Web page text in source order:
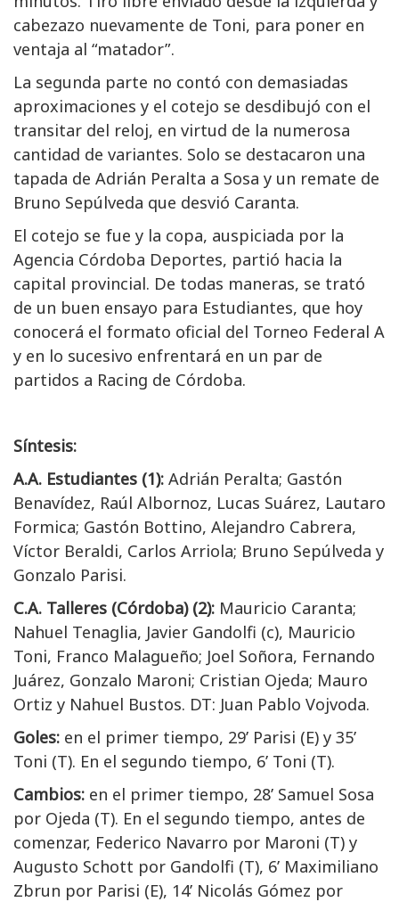
cabezazo nuevamente de Toni, para poner en
ventaja al “matador”.
La segunda parte no contó con demasiadas
aproximaciones y el cotejo se desdibujó con el
transitar del reloj, en virtud de la numerosa
cantidad de variantes. Solo se destacaron una
tapada de Adrián Peralta a Sosa y un remate de
Bruno Sepúlveda que desvió Caranta.
El cotejo se fue y la copa, auspiciada por la
Agencia Córdoba Deportes, partió hacia la
capital provincial. De todas maneras, se trató
de un buen ensayo para Estudiantes, que hoy
conocerá el formato oficial del Torneo Federal A
y en lo sucesivo enfrentará en un par de
partidos a Racing de Córdoba.
Síntesis:
A.A. Estudiantes (1): Adrián Peralta; Gastón
Benavídez, Raúl Albornoz, Lucas Suárez, Lautaro
Formica; Gastón Bottino, Alejandro Cabrera,
Víctor Beraldi, Carlos Arriola; Bruno Sepúlveda y
Gonzalo Parisi.
C.A. Talleres (Córdoba) (2): Mauricio Caranta;
Nahuel Tenaglia, Javier Gandolfi (c), Mauricio
Toni, Franco Malagueño; Joel Soñora, Fernando
Juárez, Gonzalo Maroni; Cristian Ojeda; Mauro
Ortiz y Nahuel Bustos. DT: Juan Pablo Vojvoda.
Goles: en el primer tiempo, 29’ Parisi (E) y 35’
Toni (T). En el segundo tiempo, 6’ Toni (T).
Cambios: en el primer tiempo, 28’ Samuel Sosa
por Ojeda (T). En el segundo tiempo, antes de
comenzar, Federico Navarro por Maroni (T) y
Augusto Schott por Gandolfi (T), 6’ Maximiliano
Zbrun por Parisi (E), 14’ Nicolás Gómez por